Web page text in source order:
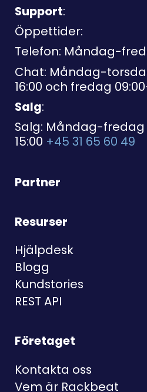
Support:
Öppettider:
Telefon: Måndag-
Chat: Måndag-
16:00 och fredag
Salg:
Salg: Måndag-fredag
15:00 +45 31 65 60 49
Partner
Resurser
Hjälpdesk
Blogg
Kundstories
REST API
Företaget
Kontakta oss
Vem är Rackbeat